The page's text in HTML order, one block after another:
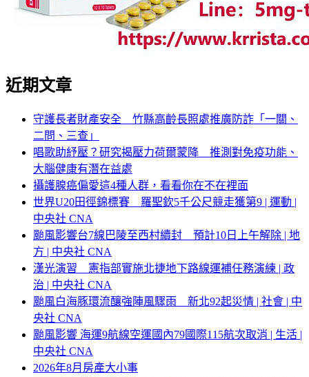
近期文章
守護長者財產安全 竹縣高齡長照處推廣防詐「一關、
二問、三查」
唱歌助紓壓？研究揭壓力荷爾蒙降 推測對免疫功能、
大腦健康有潛在益處
攝護腺癌偏愛這4種人群，看看你在不在裡面
世界U20田徑錦標賽 羅聖欽5千公尺競走獲第9 | 運動 |
中央社 CNA
颱風影響台7線巴陵至西村續封 預計10日上午解除 | 地
方 | 中央社 CNA
漢光演習 憲指部實施北捷地下路線運補任務演練 | 政
治 | 中央社 CNA
颱風白海豚環流釀強陣風驟雨 新北92起災情 | 社會 | 中
央社 CNA
颱風影響 海運9航線空運國內79國際115航次取消 | 生活 |
中央社 CNA
2026年8月房產大小事